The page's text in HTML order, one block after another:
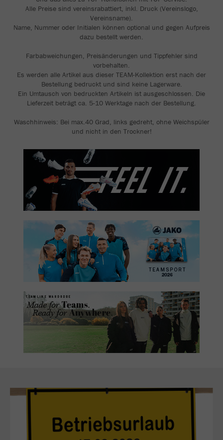
Alle Preise sind vereinsrabattiert, inkl. Druck (Vereinslogo,
Vereinsname).
Name, Nummer oder Initialen können optional und gegen Aufpreis
dazu bestellt werden.
Farbabweichungen, Preisänderungen und Tippfehler sind
vorbehalten.
Es werden alle Artikel aus dieser TEAM-Kollektion erst nach der
Bestellung bedruckt und sind keine Lagerware.
Ein Umtausch von bedruckten Artikeln ist ausgeschlossen. Die
Lieferzeit beträgt ca. 5-10 Werktage nach der Bestellung.
Waschhinweis: Bei max.40 Grad, links gedreht, ohne Weichspüler
und nicht in den Trockner!